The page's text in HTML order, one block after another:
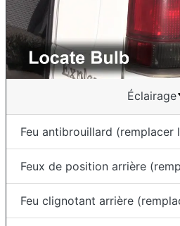
Éclairage
Feu antibrouillard (remplacer
Feux de position arrière
Feu clignotant arrière